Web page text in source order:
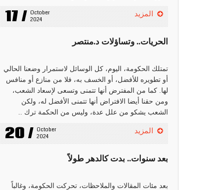
17 / October
2024
المزيد
الحريات.. وتساؤلات د.منتصر
تمتلك الحكومة، اليوم، كل الوسائل لاستمرار وضعنا الحالي
أو تطويره للأفضل، أو الخسف به، فلا من منازع أو منافس
لها. كما من المفترض أنها تتمنى وتسعى لإسعاد الشعب،
ومن حقنا أيضا الافتراض أنها تتمنى الأفضل له، ولكن
الشعب يشكو من علل عدة، وليس من الحكمة ترك ..
20 / October
2024
المزيد
بعد سنوات.. بدت كالدهر طولاً
بعد مئات المقالات والملاحظات، تحركت الحكومة، وغالباً